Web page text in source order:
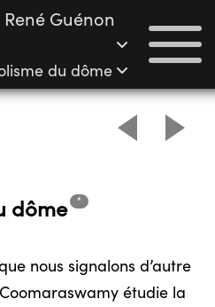
Guénon
du dôme
dôme *
nous signalons d’autre
étudie la